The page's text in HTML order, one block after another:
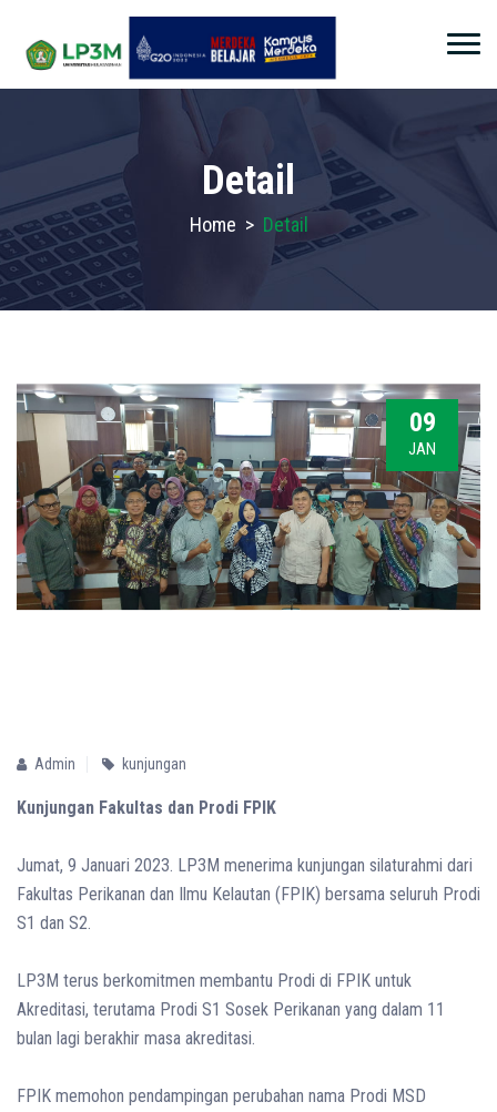
Detail
Home > Detail
09
JAN
Admin kunjungan
Kunjungan Fakultas dan Prodi FPIK
Jumat, 9 Januari 2023. LP3M menerima kunjungan silaturahmi dari
Fakultas Perikanan dan Ilmu Kelautan (FPIK) bersama seluruh Prodi
S1 dan S2.
LP3M terus berkomitmen membantu Prodi di FPIK untuk
Akreditasi, terutama Prodi S1 Sosek Perikanan yang dalam 11
bulan lagi berakhir masa akreditasi.
FPIK memohon pendampingan perubahan nama Prodi MSD